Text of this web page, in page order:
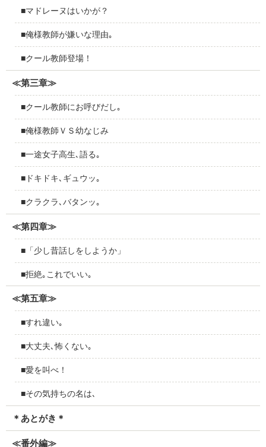
■マドレーヌはいかが？
■俺様教師が嫌いな理由｡
■クール教師登場！
≪第三章≫
■クール教師にお呼びだし｡
■俺様教師ＶＳ幼なじみ
■一途女子高生､語る｡
■ドキドキ､ギュウッ｡
■クラクラ､バタンッ｡
≪第四章≫
■「少し昔話しをしようか」
■拒絶｡これでいい｡
≪第五章≫
■すれ違い｡
■大丈夫､怖くない｡
■愛を叫べ！
■その気持ちの名は､
＊あとがき＊
≪番外編≫